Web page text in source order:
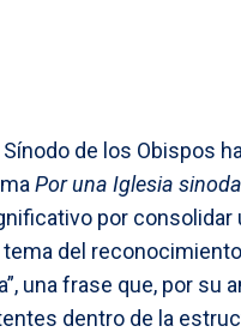
de los Obispos
Por una Iglesia
por consolidar
del
una frase que, por su
dentro de la